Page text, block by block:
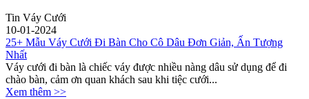
Tin Váy Cưới
10-01-2024
25+ Mẫu Váy Cưới Đi Bàn Cho Cô Dâu Đơn Giản, Ấn Tượng
Nhất
Váy cưới đi bàn là chiếc váy được nhiều nàng dâu sử dụng để đi
chào bàn, cảm ơn quan khách sau khi tiệc cưới...
Xem thêm >>